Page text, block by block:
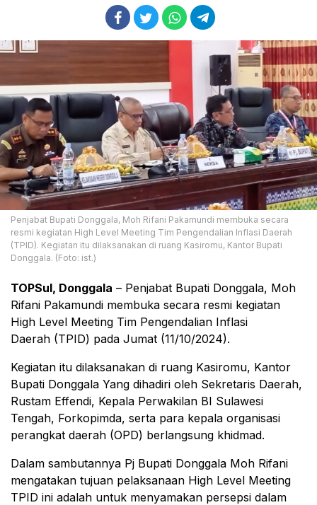
Penjabat Bupati Donggala, Moh Rifani Pakamundi membuka secara
resmi kegiatan High Level Meeting Tim Pengendalian Inflasi Daerah
(TPID). Kegiatan itu dilaksanakan di ruang Kasiromu, Kantor Bupati
Donggala. (Foto: ist.)
TOPSul, Donggala – Penjabat Bupati Donggala, Moh
Rifani Pakamundi membuka secara resmi kegiatan
High Level Meeting Tim Pengendalian Inflasi
Daerah (TPID) pada Jumat (11/10/2024).
Kegiatan itu dilaksanakan di ruang Kasiromu, Kantor
Bupati Donggala Yang dihadiri oleh Sekretaris Daerah,
Rustam Effendi, Kepala Perwakilan BI Sulawesi
Tengah, Forkopimda, serta para kepala organisasi
perangkat daerah (OPD) berlangsung khidmad.
Dalam sambutannya Pj Bupati Donggala Moh Rifani
mengatakan tujuan pelaksanaan High Level Meeting
TPID ini adalah untuk menyamakan persepsi dalam